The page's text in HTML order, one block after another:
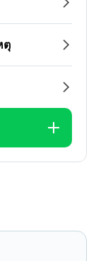
ตุ